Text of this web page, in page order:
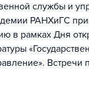
службы и
РАНХиГС
в рамках Дня
Встречи